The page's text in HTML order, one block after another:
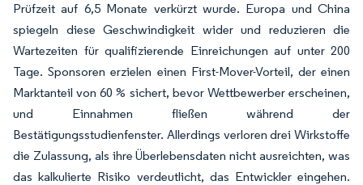
Prüfzeit auf 6,5 Monate verkürzt wurde. Europa und China
spiegeln diese Geschwindigkeit wider und reduzieren die
Wartezeiten für qualifizierende Einreichungen auf unter 200
Tage. Sponsoren erzielen einen First-Mover-Vorteil, der einen
Marktanteil von 60 % sichert, bevor Wettbewerber erscheinen,
und Einnahmen fließen während der
Bestätigungsstudienfenster. Allerdings verloren drei Wirkstoffe
die Zulassung, als ihre Überlebensdaten nicht ausreichten, was
das kalkulierte Risiko verdeutlicht, das Entwickler eingehen.